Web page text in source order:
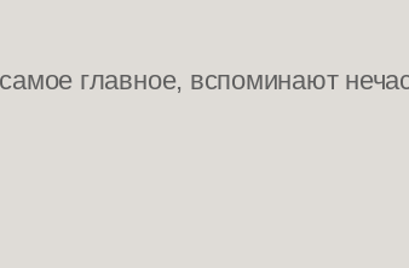
главное, вспоминают